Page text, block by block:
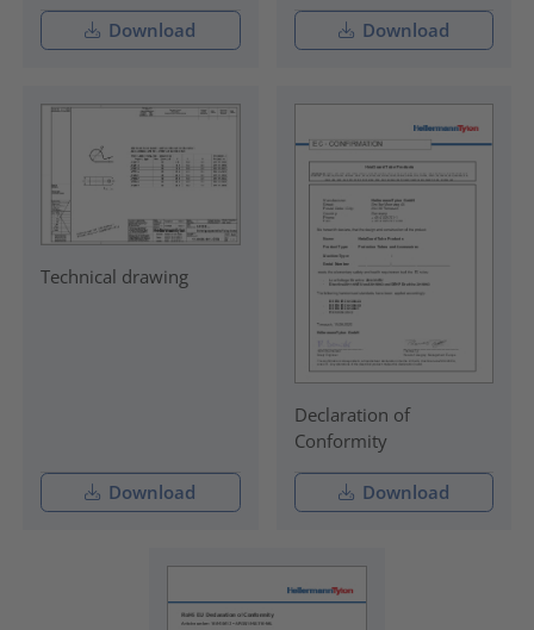
Download Download
Technical drawing
Download
Declaration of
Conformity
Download